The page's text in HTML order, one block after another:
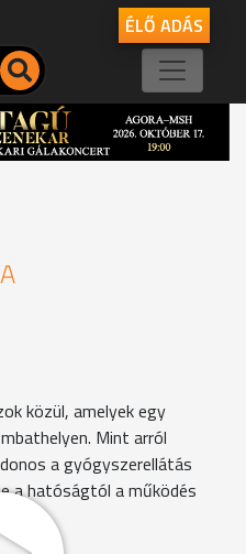
ÉLŐ ADÁS
közül, amelyek egy
Mint arról
a gyógyszerellátás
a hatóságtól a működés